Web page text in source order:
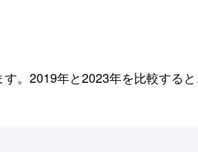
。2019年と2023年を比較する